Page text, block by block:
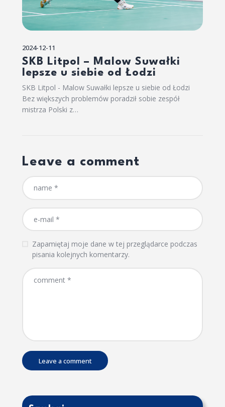
2024-12-11
SKB Litpol – Malow Suwałki
lepsze u siebie od Łodzi
SKB Litpol - Malow Suwałki lepsze u siebie od Łodzi
Bez większych problemów poradził sobie zespół
mistrza Polski z…
Leave a comment
Zapamiętaj moje dane w tej przeglądarce podczas
pisania kolejnych komentarzy.